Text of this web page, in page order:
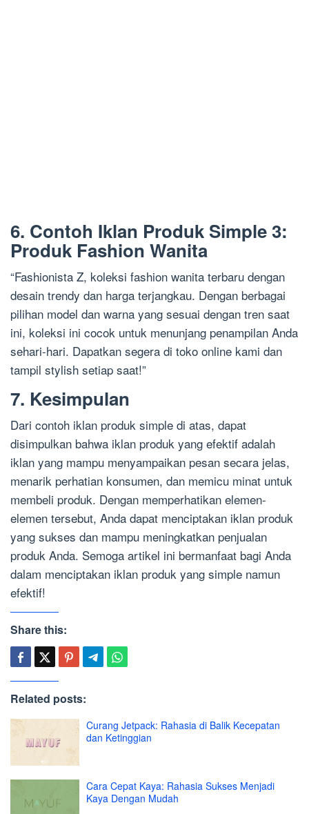
6. Contoh Iklan Produk Simple 3:
Produk Fashion Wanita
“Fashionista Z, koleksi fashion wanita terbaru dengan
desain trendy dan harga terjangkau. Dengan berbagai
pilihan model dan warna yang sesuai dengan tren saat
ini, koleksi ini cocok untuk menunjang penampilan Anda
sehari-hari. Dapatkan segera di toko online kami dan
tampil stylish setiap saat!”
7. Kesimpulan
Dari contoh iklan produk simple di atas, dapat
disimpulkan bahwa iklan produk yang efektif adalah
iklan yang mampu menyampaikan pesan secara jelas,
menarik perhatian konsumen, dan memicu minat untuk
membeli produk. Dengan memperhatikan elemen-
elemen tersebut, Anda dapat menciptakan iklan produk
yang sukses dan mampu meningkatkan penjualan
produk Anda. Semoga artikel ini bermanfaat bagi Anda
dalam menciptakan iklan produk yang simple namun
efektif!
Share this:
Related posts:
Curang Jetpack: Rahasia di Balik Kecepatan
dan Ketinggian
Cara Cepat Kaya: Rahasia Sukses Menjadi
Kaya Dengan Mudah